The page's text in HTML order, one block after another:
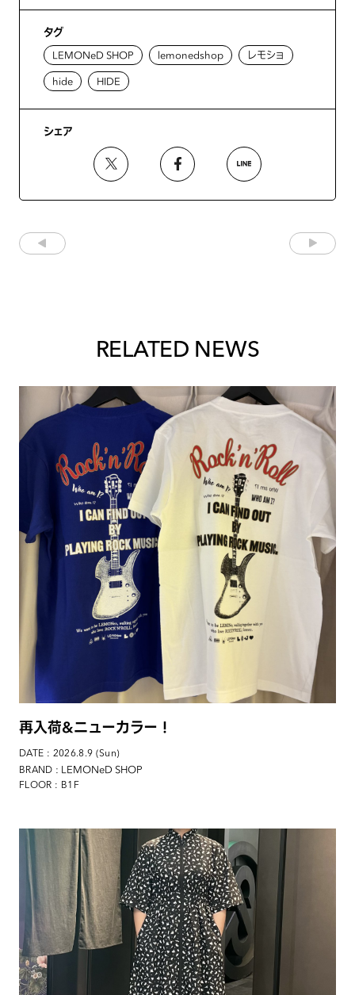
タグ
LEMONeD SHOP lemonedshop
レモショ
hide
HIDE
シェア
RELATED NEWS
再入荷&ニューカラー！
DATE : 2026.8.9 (Sun)
BRAND : LEMONeD SHOP
FLOOR : B1F